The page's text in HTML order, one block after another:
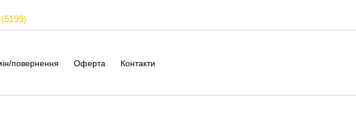
(5199)
повернення Оферта Контакти